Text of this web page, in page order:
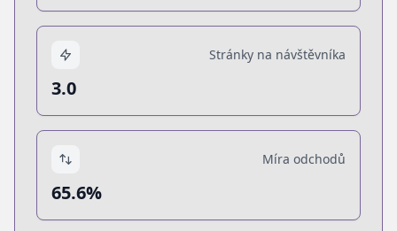
Stránky na návštěvníka
3.0
Míra odchodů
65.6%